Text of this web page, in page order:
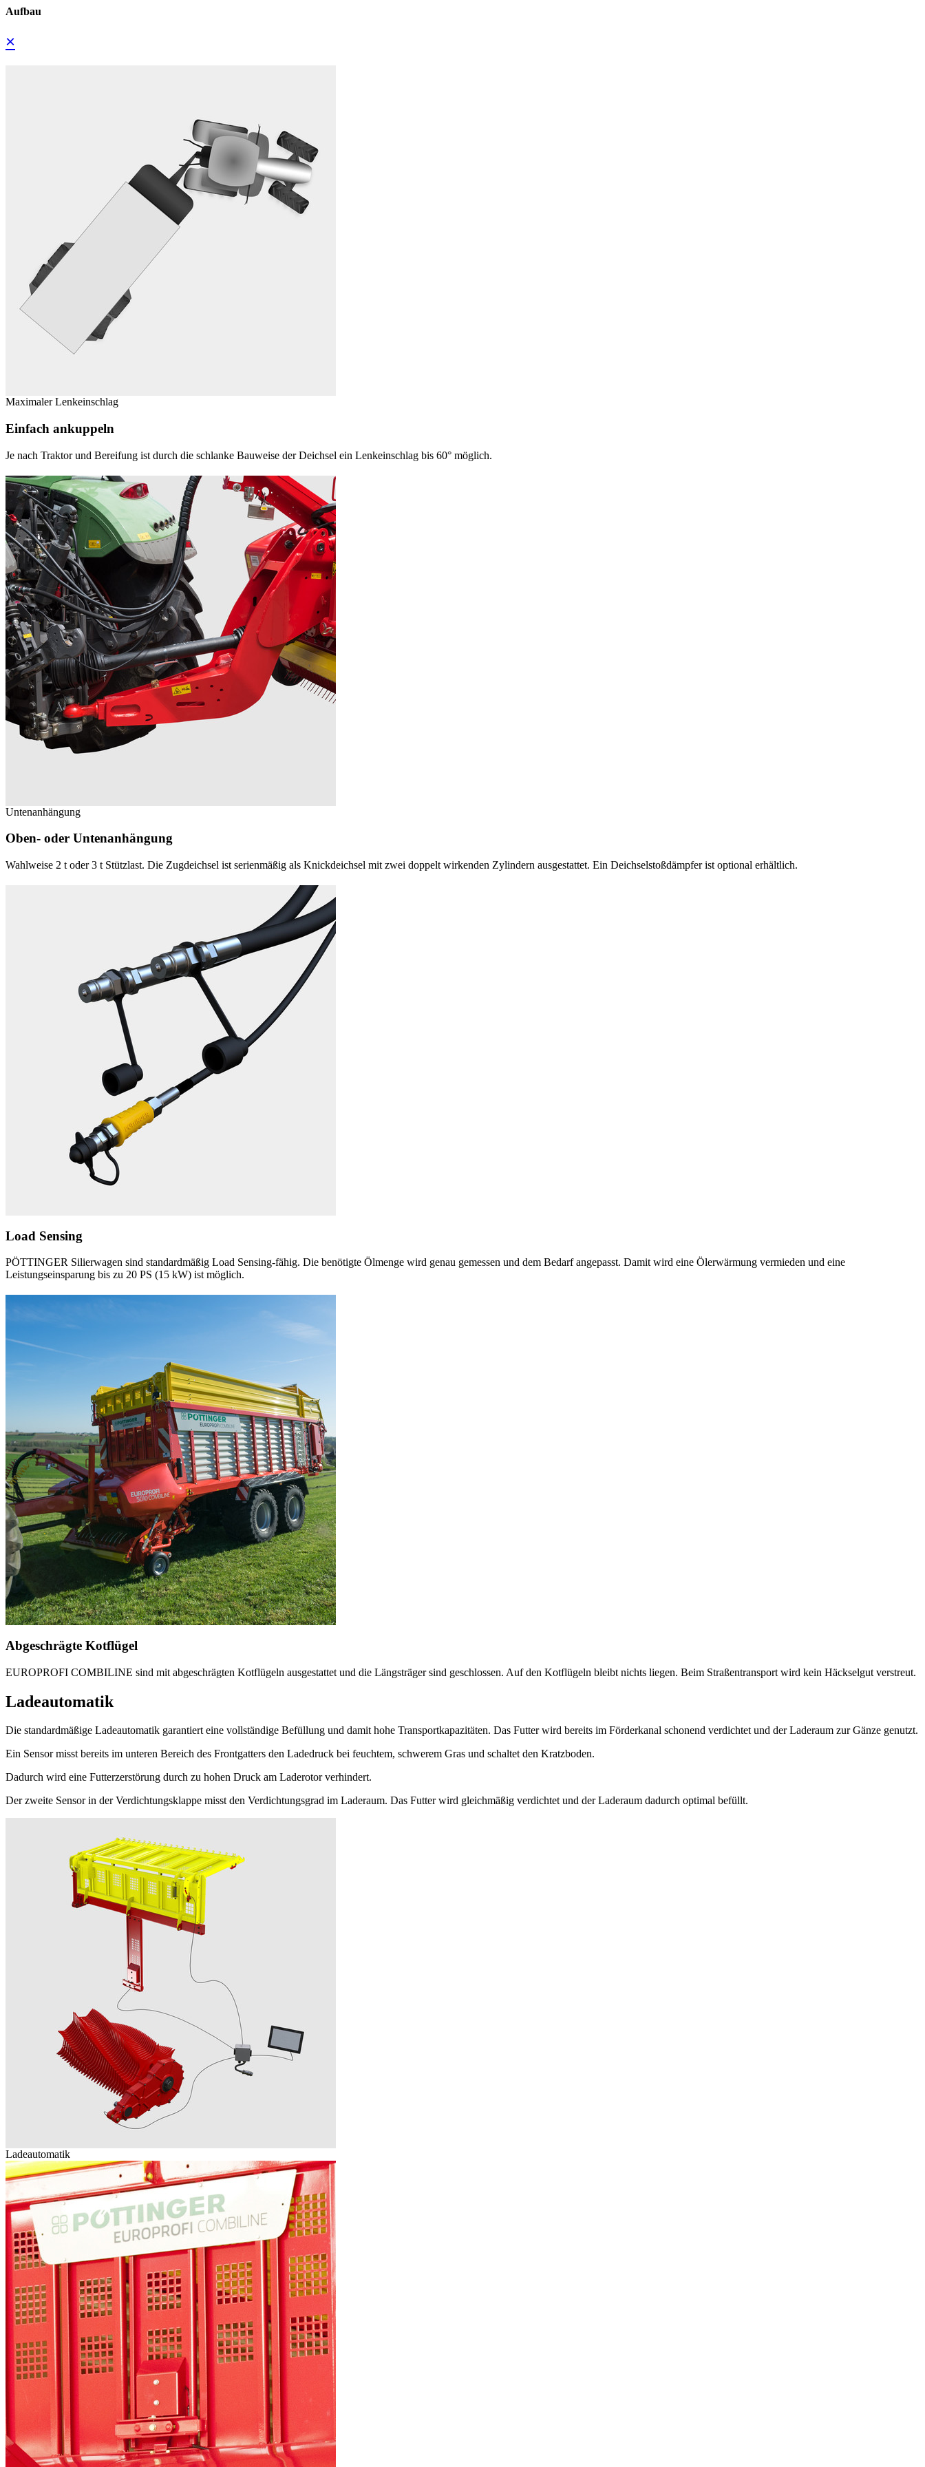
Aufbau
×
Maximaler Lenkeinschlag
Einfach ankuppeln
Je nach Traktor und Bereifung ist durch die schlanke Bauweise der Deichsel ein Lenkeinschlag bis 60° möglich.
Untenanhängung
Oben- oder Untenanhängung
Wahlweise 2 t oder 3 t Stützlast. Die Zugdeichsel ist serienmäßig als Knickdeichsel mit zwei doppelt wirkenden Zylindern ausgestattet. Ein Deichselstoßdämpfer ist optional erhältlich.
Load Sensing
PÖTTINGER Silierwagen sind standardmäßig Load Sensing-fähig. Die benötigte Ölmenge wird genau gemessen und dem Bedarf angepasst. Damit wird eine Ölerwärmung vermieden und eine
Leistungseinsparung bis zu 20 PS (15 kW) ist möglich.
Abgeschrägte Kotflügel
EUROPROFI COMBILINE sind mit abgeschrägten Kotflügeln ausgestattet und die Längsträger sind geschlossen. Auf den Kotflügeln bleibt nichts liegen. Beim Straßentransport wird kein Häckselgut verstreut.
Ladeautomatik
Die standardmäßige Ladeautomatik garantiert eine vollständige Befüllung und damit hohe Transportkapazitäten. Das Futter wird bereits im Förderkanal schonend verdichtet und der Laderaum zur Gänze genutzt.
Ein Sensor misst bereits im unteren Bereich des Frontgatters den Ladedruck bei feuchtem, schwerem Gras und schaltet den Kratzboden.
Dadurch wird eine Futterzerstörung durch zu hohen Druck am Laderotor verhindert.
Der zweite Sensor in der Verdichtungsklappe misst den Verdichtungsgrad im Laderaum. Das Futter wird gleichmäßig verdichtet und der Laderaum dadurch optimal befüllt.
Ladeautomatik